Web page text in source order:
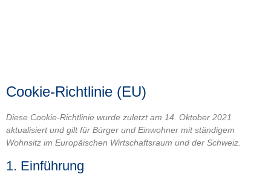
Cookie-Richtlinie (EU)
Diese Cookie-Richtlinie wurde zuletzt am 14. Oktober 2021
aktualisiert und gilt für Bürger und Einwohner mit ständigem
Wohnsitz im Europäischen Wirtschaftsraum und der Schweiz.
1. Einführung